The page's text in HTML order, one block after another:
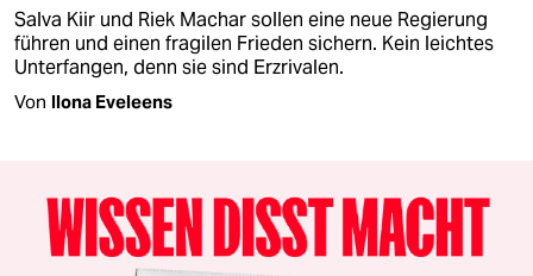
Salva Kiir und Riek Machar sollen eine neue Regierung
führen und einen fragilen Frieden sichern. Kein leichtes
Unterfangen, denn sie sind Erzrivalen.
Von Ilona Eveleens